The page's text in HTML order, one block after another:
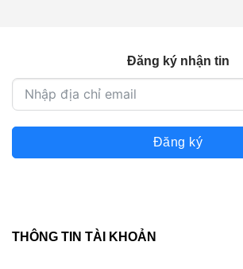
Đăng ký nhận tin
Đăng ký
THÔNG TIN TÀI KHOẢN